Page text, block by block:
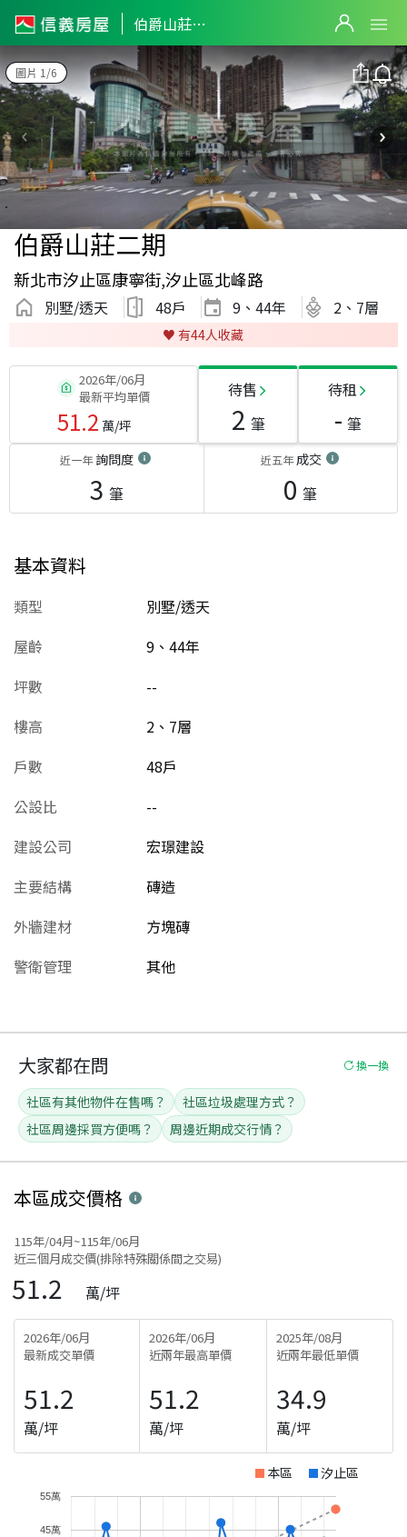
伯爵山莊二期
圖片 1/6
伯爵山莊二期
新北市汐止區康寧街,汐止區北峰路
別墅/透天 48戶 9、44年 2、7層
♥️ 有44人收藏
2026年/06月
最新平均單價
51.2 萬/坪
待售
2 筆
待租
- 筆
近一年詢問度
3 筆
近五年成交
0 筆
基本資料
類型
別墅/透天
屋齡
9、44年
坪數
--
樓高
2、7層
戶數
48戶
公設比
--
建設公司
宏璟建設
主要結構
磚造
外牆建材
方塊磚
警衛管理
其他
大家都在問 換一換
社區有其他物件在售嗎？
社區垃圾處理方式？
社區周邊採買方便嗎？
周邊近期成交行情？
本區成交價格
115年/04月~115年/06月
近三個月成交價(排除特殊關係間之交易)
51.2 萬/坪
2026年/06月
最新成交單價
51.2
萬/坪
2026年/06月
近兩年最高單價
51.2
萬/坪
2025年/08月
近兩年最低單價
34.9
萬/坪
本區 汐止區
45萬
55萬